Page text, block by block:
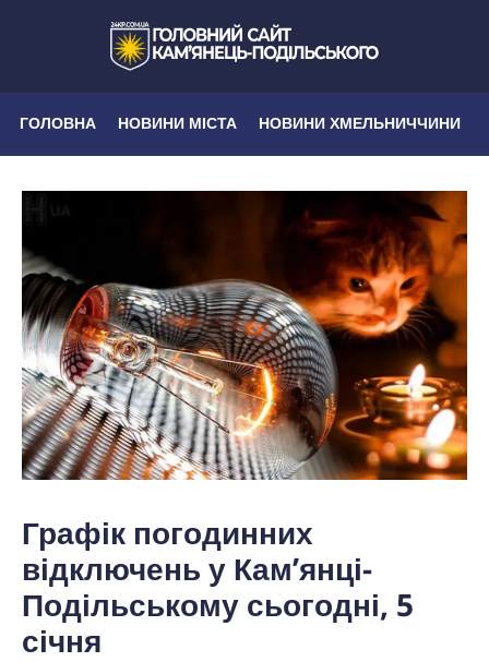
ГОЛОВНА НОВИНИ МІСТА НОВИНИ ХМЕЛЬНИЧЧИНИ
Графік погодинних
відключень у Кам’янці-
Подільському сьогодні, 5
січня